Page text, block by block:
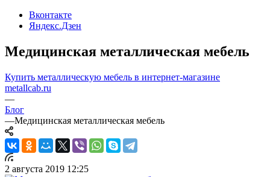
Вконтакте
Яндекс.Дзен
Медицинская металлическая мебель
Купить металлическую мебель в интернет-магазине
metallcab.ru
—
Блог
—Медицинская металлическая мебель
2 августа 2019 12:25